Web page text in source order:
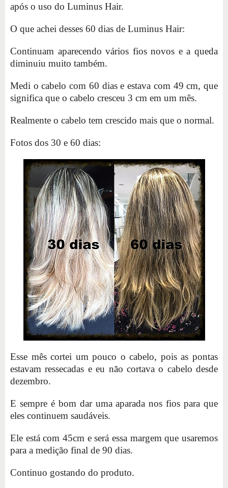
após o uso do Luminus Hair.
O que achei desses 60 dias de Luminus Hair:
Continuam aparecendo vários fios novos e a queda
diminuiu muito também.
Medi o cabelo com 60 dias e estava com 49 cm, que
significa que o cabelo cresceu 3 cm em um mês.
Realmente o cabelo tem crescido mais que o normal.
Fotos dos 30 e 60 dias:
Esse mês cortei um pouco o cabelo, pois as pontas
estavam ressecadas e eu não cortava o cabelo desde
dezembro.
E sempre é bom dar uma aparada nos fios para que
eles continuem saudáveis.
Ele está com 45cm e será essa margem que usaremos
para a medição final de 90 dias.
Continuo gostando do produto.